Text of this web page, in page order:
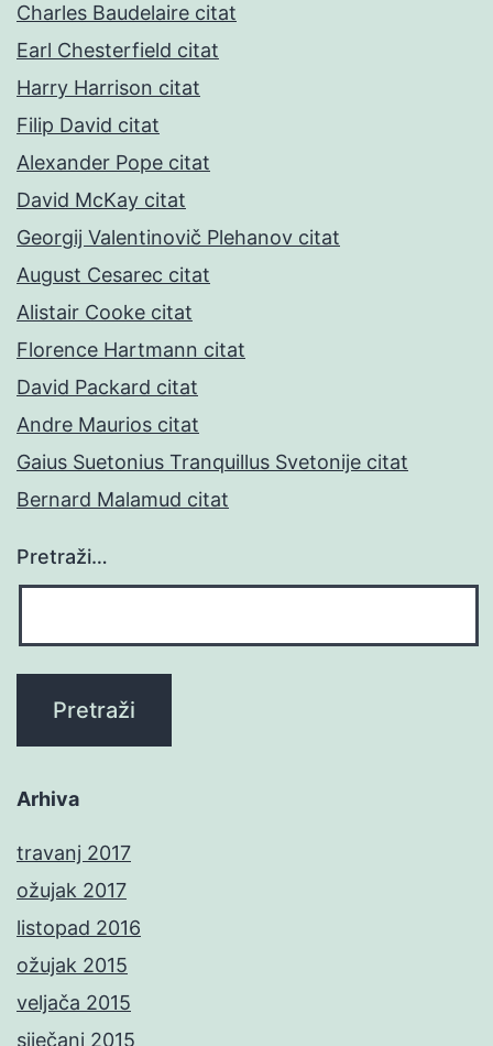
Charles Baudelaire citat
Earl Chesterfield citat
Harry Harrison citat
Filip David citat
Alexander Pope citat
David McKay citat
Georgij Valentinovič Plehanov citat
August Cesarec citat
Alistair Cooke citat
Florence Hartmann citat
David Packard citat
Andre Maurios citat
Gaius Suetonius Tranquillus Svetonije citat
Bernard Malamud citat
Pretraži…
Arhiva
travanj 2017
ožujak 2017
listopad 2016
ožujak 2015
veljača 2015
siječanj 2015